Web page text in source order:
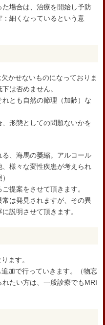
場合は、治療を開始し予防
細くなっているという意
かせないものになっておりま
は否めません。
とも自然の節理（加齢）な
形態としての問題ないかを
、海馬の萎縮。アルコール
様々な変性疾患が考えられ
提案をさせて頂きます。
は発見されますが、その異
説明させて頂きます。
ます。
加で行っていきます。（物忘
たい方は、一般診療でもMRI